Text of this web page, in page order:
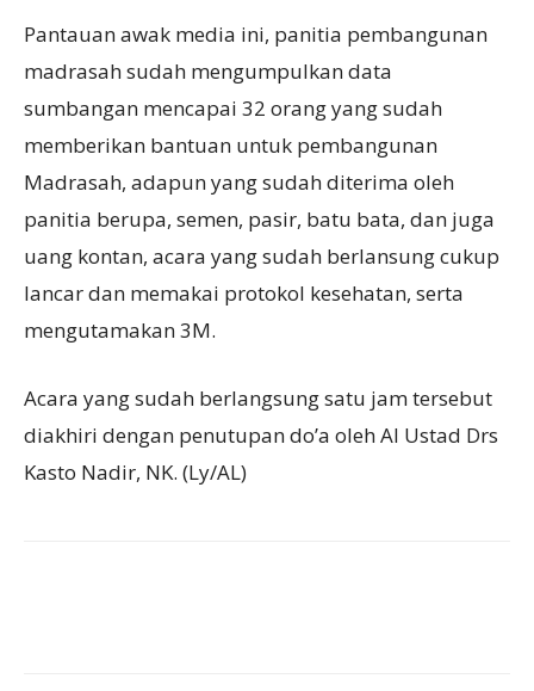
Pantauan awak media ini, panitia pembangunan
madrasah sudah mengumpulkan data
sumbangan mencapai 32 orang yang sudah
memberikan bantuan untuk pembangunan
Madrasah, adapun yang sudah diterima oleh
panitia berupa, semen, pasir, batu bata, dan juga
uang kontan, acara yang sudah berlansung cukup
lancar dan memakai protokol kesehatan, serta
mengutamakan 3M.
Acara yang sudah berlangsung satu jam tersebut
diakhiri dengan penutupan do’a oleh Al Ustad Drs
Kasto Nadir, NK. (Ly/AL)